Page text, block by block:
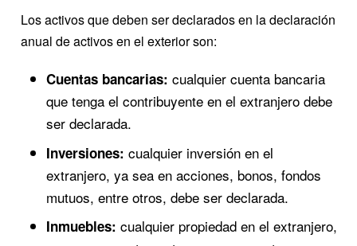
Los activos que deben ser declarados en la declaración
anual de activos en el exterior son:
Cuentas bancarias: cualquier cuenta bancaria
que tenga el contribuyente en el extranjero debe
ser declarada.
Inversiones: cualquier inversión en el
extranjero, ya sea en acciones, bonos, fondos
mutuos, entre otros, debe ser declarada.
Inmuebles: cualquier propiedad en el extranjero,